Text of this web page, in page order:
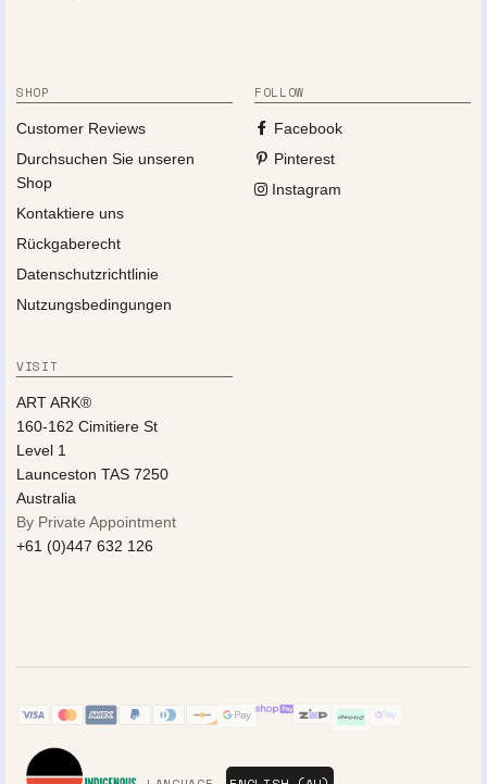
SHOP
Customer Reviews
Durchsuchen Sie unseren
Shop
Kontaktiere uns
Rückgaberecht
Datenschutzrichtlinie
Nutzungsbedingungen
FOLLOW
Facebook
Pinterest
Instagram
VISIT
ART ARK®
160-162 Cimitiere St
Level 1
Launceston TAS 7250
Australia
By Private Appointment
+61 (0)447 632 126